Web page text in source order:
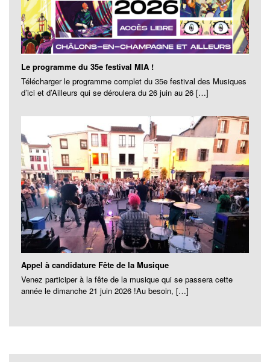
Le programme du 35e festival MIA !
Télécharger le programme complet du 35e festival des Musiques
d’ici et d’Ailleurs qui se déroulera du 26 juin au 26 […]
Appel à candidature Fête de la Musique
Venez participer à la fête de la musique qui se passera cette
année le dimanche 21 juin 2026 !Au besoin, […]